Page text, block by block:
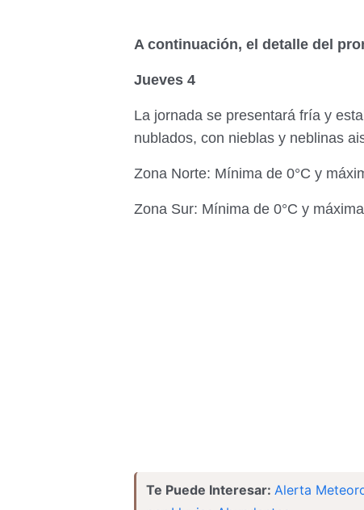
A continuación, el detalle del
Jueves 4
La jornada se presentará fría y
nublados, con nieblas y neblinas
Zona Norte: Mínima de 0°C y
Zona Sur: Mínima de 0°C y
Te Puede Interesar: Alerta